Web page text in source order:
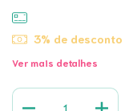
3% de desconto
Ver mais detalhes